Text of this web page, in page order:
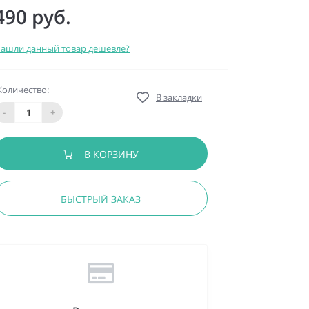
руб.
данный товар дешевле?
-
+
В закладки
В КОРЗИНУ
БЫСТРЫЙ ЗАКАЗ